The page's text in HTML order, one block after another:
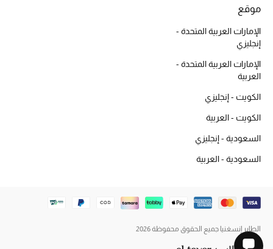
دليل مستلزمات الجمال
أبرز الماركات
عطور الربيع
موقع
الإمارات العربية المتحدة -
إنجليزي
الإمارات العربية المتحدة -
العربية
الكويت - إنجليزي
الكويت - العربية
السعودية - إنجليزي
السعودية - العربية
الطاير إنسغنيا جميع الحقوق محفوظة 2026